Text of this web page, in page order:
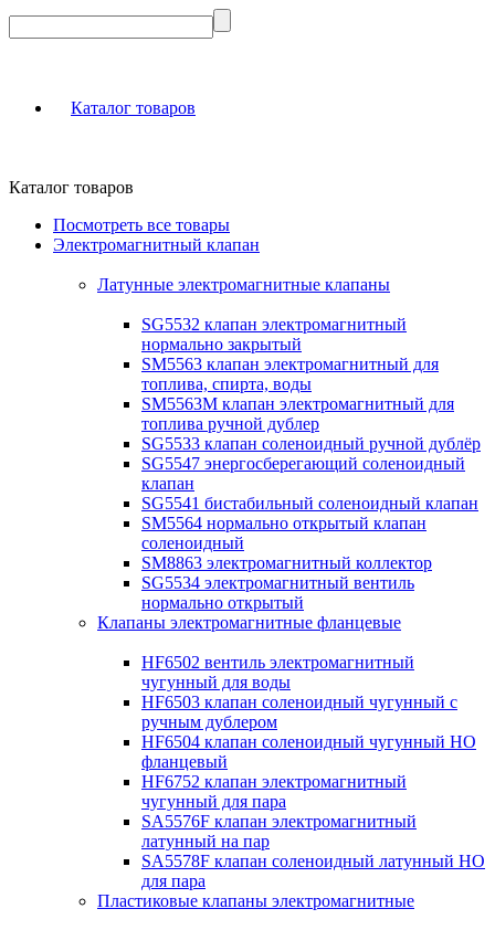
Каталог товаров
Каталог товаров
Посмотреть все товары
Электромагнитный клапан
Латунные электромагнитные клапаны
SG5532 клапан электромагнитный
нормально закрытый
SM5563 клапан электромагнитный для
топлива, спирта, воды
SM5563M клапан электромагнитный для
топлива ручной дублер
SG5533 клапан соленоидный ручной дублёр
SG5547 энергосберегающий соленоидный
клапан
SG5541 бистабильный соленоидный клапан
SM5564 нормально открытый клапан
соленоидный
SM8863 электромагнитный коллектор
SG5534 электромагнитный вентиль
нормально открытый
Клапаны электромагнитные фланцевые
HF6502 вентиль электромагнитный
чугунный для воды
HF6503 клапан соленоидный чугунный с
ручным дублером
HF6504 клапан соленоидный чугунный НО
фланцевый
HF6752 клапан электромагнитный
чугунный для пара
SA5576F клапан электромагнитный
латунный на пар
SA5578F клапан соленоидный латунный НО
для пара
Пластиковые клапаны электромагнитные